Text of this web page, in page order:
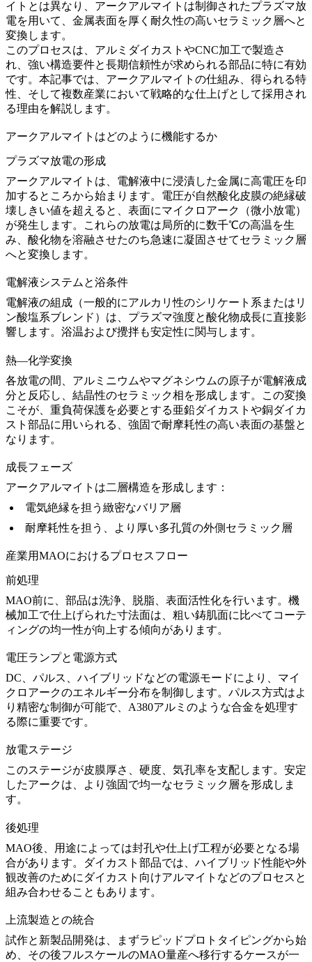
イトとは異なり、アークアルマイトは制御されたプラズマ放
電を用いて、金属表面を厚く耐久性の高いセラミック層へと
変換します。
このプロセスは、 アルミダイカスト やCNC加工で製造さ
れ、強い構造要件と長期信頼性が求められる部品に特に有効
です。本記事では、アークアルマイトの仕組み、得られる特
性、そして複数産業において戦略的な仕上げとして採用され
る理由を解説します。
アークアルマイトはどのように機能するか
プラズマ放電の形成
アークアルマイトは、電解液中に浸漬した金属に高電圧を印
加するところから始まります。電圧が自然酸化皮膜の絶縁破
壊しきい値を超えると、表面にマイクロアーク（微小放電）
が発生します。これらの放電は局所的に数千℃の高温を生
み、酸化物を溶融させたのち急速に凝固させてセラミック層
へと変換します。
電解液システムと浴条件
電解液の組成（一般的にアルカリ性のシリケート系またはリ
ン酸塩系ブレンド）は、プラズマ強度と酸化物成長に直接影
響します。浴温および攪拌も安定性に関与します。
熱—化学変換
各放電の間、アルミニウムやマグネシウムの原子が電解液成
分と反応し、結晶性のセラミック相を形成します。この変換
こそが、重負荷保護を必要とする亜鉛ダイカスト や銅ダイカ
スト 部品に用いられる、強固で耐摩耗性の高い表面の基盤と
なります。
成長フェーズ
アークアルマイトは二層構造を形成します：
電気絶縁を担う緻密なバリア層
耐摩耗性を担う、より厚い多孔質の外側セラミック層
産業用MAOにおけるプロセスフロー
前処理
MAO前に、部品は洗浄、脱脂、表面活性化を行います。機
械加工で仕上げられた寸法面は、粗い鋳肌面に比べてコーテ
ィングの均一性が向上する傾向があります。
電圧ランプと電源方式
DC、パルス、ハイブリッドなどの電源モードにより、マイ
クロアークのエネルギー分布を制御します。パルス方式はよ
り精密な制御が可能で、 A380アルミ のような合金を処理す
る際に重要です。
放電ステージ
このステージが皮膜厚さ、硬度、気孔率を支配します。安定
したアークは、より強固で均一なセラミック層を形成しま
す。
後処理
MAO後、用途によっては封孔や仕上げ工程が必要となる場
合があります。ダイカスト部品では、ハイブリッド性能や外
観改善のために ダイカスト向けアルマイト などのプロセスと
組み合わせることもあります。
上流製造との統合
試作と新製品開発は、まずラピッドプロトタイピングから始
め、その後フルスケールのMAO量産へ移行するケースが一